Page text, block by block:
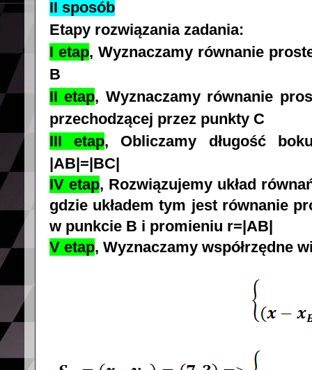
II sposób
Etapy rozwiązania zadania:
I etap, Wyznaczamy równanie
B
II etap, Wyznaczamy równanie
przechodzącej przez punkty C
III etap, Obliczamy długość
|AB|=|BC|
IV etap, Rozwiązujemy układ
gdzie układem tym jest równanie
w punkcie B i promieniu r=|AB|
V etap, Wyznaczamy współrzędne